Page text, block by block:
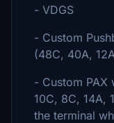
- VDGS
- Custom
(48C, 40A,
- Custom PAX
10C, 8C, 14A,
the terminal